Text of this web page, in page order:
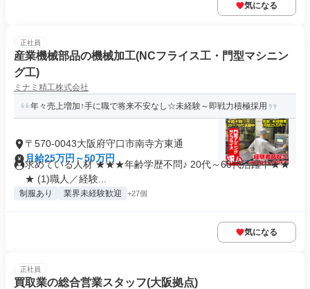
気になる
正社員
産業機械部品の機械加工(NCフライス工・門型マシニン
グ工)
ミナミ精工株式会社
年々売上増加↑手に職で将来不安なし☆未経験～即戦力積極採用
〒570-0043大阪府守口市南寺方東通
月給25万円～50万円
求めている人材 ★★★年齢学歴不問♪ 20代～60代活躍中★★
★ (1)職人／経験...
制服あり 業界未経験歓迎 +27個
気になる
正社員
買取業の総合営業スタッフ(大阪拠点)